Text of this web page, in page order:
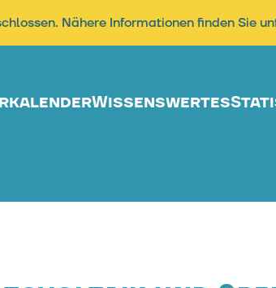
Nähere Informationen finden Sie
Wissenswertes